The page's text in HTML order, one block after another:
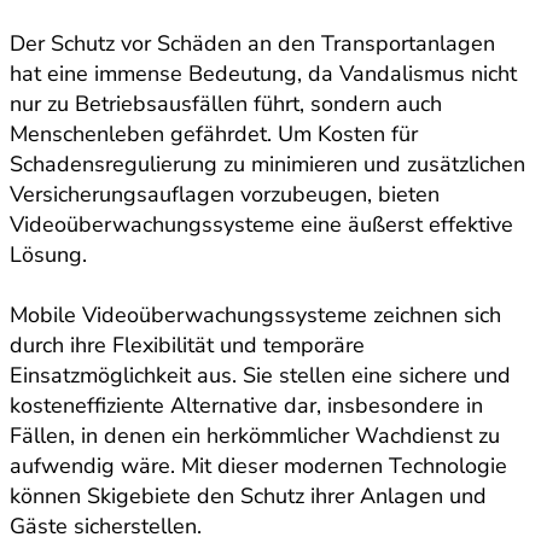
Der Schutz vor Schäden an den Transportanlagen
hat eine immense Bedeutung, da Vandalismus nicht
nur zu Betriebsausfällen führt, sondern auch
Menschenleben gefährdet. Um Kosten für
Schadensregulierung zu minimieren und zusätzlichen
Versicherungsauflagen vorzubeugen, bieten
Videoüberwachungssysteme eine äußerst effektive
Lösung.
Mobile Videoüberwachungssysteme zeichnen sich
durch ihre Flexibilität und temporäre
Einsatzmöglichkeit aus. Sie stellen eine sichere und
kosteneffiziente Alternative dar, insbesondere in
Fällen, in denen ein herkömmlicher Wachdienst zu
aufwendig wäre. Mit dieser modernen Technologie
können Skigebiete den Schutz ihrer Anlagen und
Gäste sicherstellen.